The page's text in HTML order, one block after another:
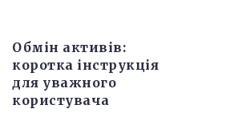
Обмін активів:
коротка інструкція
для уважного
користувача